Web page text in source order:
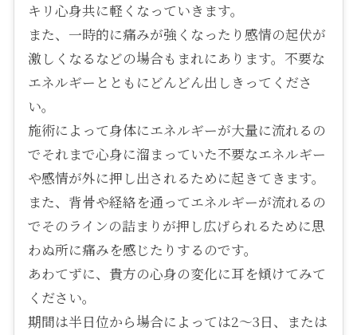
キリ心身共に軽くなっていきます。
また、一時的に痛みが強くなったり感情の起伏が
激しくなるなどの場合もまれにあります。不要な
エネルギーとともにどんどん出しきってくださ
い。
施術によって身体にエネルギーが大量に流れるの
でそれまで心身に溜まっていた不要なエネルギー
や感情が外に押し出されるために起きてきます。
また、背骨や経絡を通ってエネルギーが流れるの
でそのラインの詰まりが押し広げられるために思
わぬ所に痛みを感じたりするのです。
あわてずに、貴方の心身の変化に耳を傾けてみて
ください。
期間は半日位から場合によっては2～3日、または